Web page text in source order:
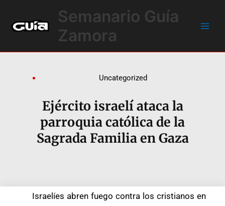
contenido
Semanario Guía
Zamora
Uncategorized
Ejército israelí ataca la
parroquia católica de la
Sagrada Familia en Gaza
Israelíes abren fuego contra los cristianos en